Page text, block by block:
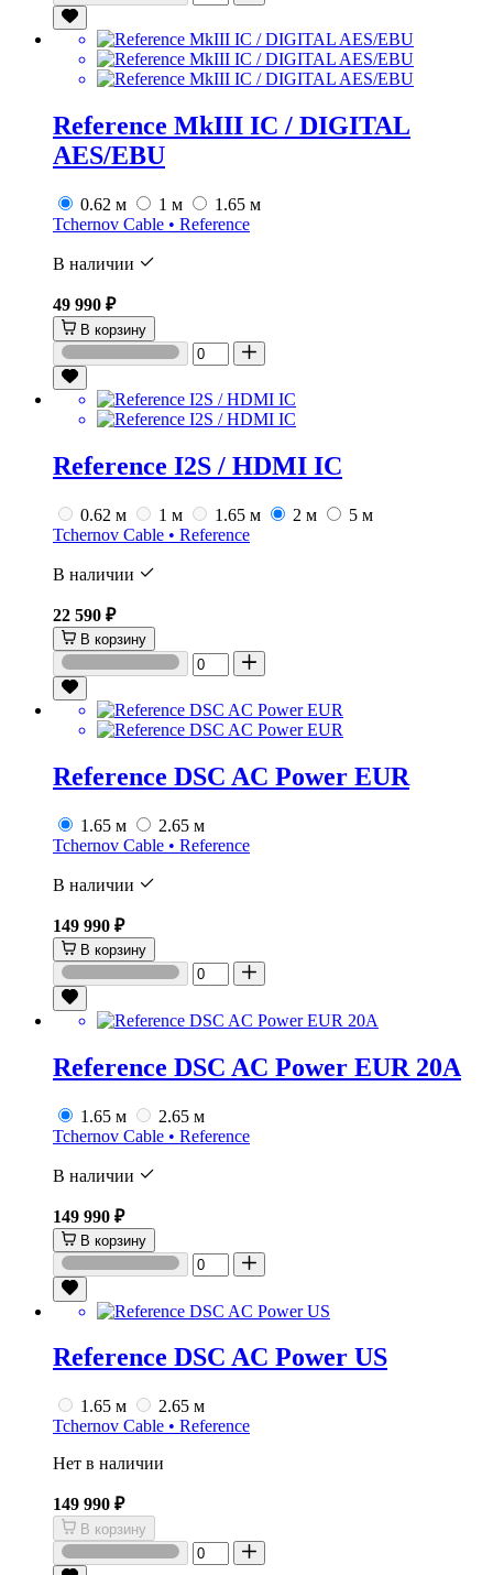
Reference MkIII IC / DIGITAL
AES/EBU
0.62 м 1 м
1.65 м
Tchernov Cable • Reference
В наличии
49 990 ₽
В корзину
Reference I2S / HDMI IC
0.62 м 1 м 1.65 м 2 м
5 м
Tchernov Cable • Reference
В наличии
22 590 ₽
В корзину
Reference DSC AC Power EUR
1.65 м
2.65 м
Tchernov Cable • Reference
В наличии
149 990 ₽
В корзину
Reference DSC AC Power EUR 20A
1.65 м
2.65 м
Tchernov Cable • Reference
В наличии
149 990 ₽
В корзину
Reference DSC AC Power US
1.65 м
2.65 м
Tchernov Cable • Reference
Нет в наличии
149 990 ₽
В корзину